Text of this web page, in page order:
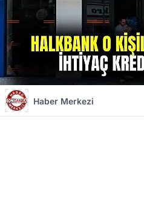
Haber Merkezi